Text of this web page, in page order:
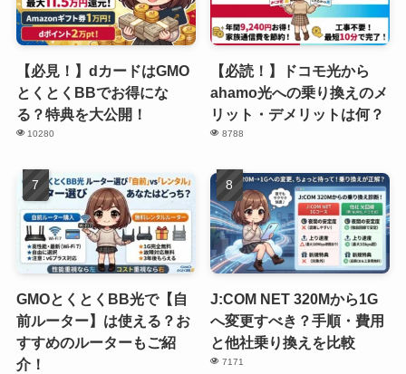
【必見！】dカードはGMO
とくとくBBでお得にな
る？特典を大公開！
10280
【必読！】ドコモ光から
ahamo光への乗り換えのメ
リット・デメリットは何？
8788
GMOとくとくBB光で【自
前ルーター】は使える？お
すすめのルーターもご紹
介！
J:COM NET 320Mから1G
へ変更すべき？手順・費用
と他社乗り換えを比較
7171